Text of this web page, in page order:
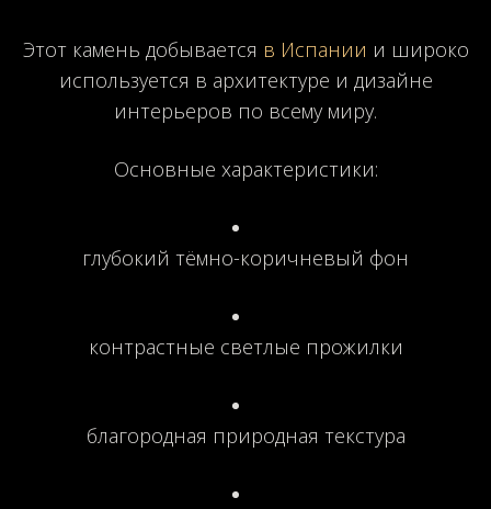
Этот камень добывается в Испании и широко
используется в архитектуре и дизайне
интерьеров по всему миру.
Основные характеристики:
глубокий тёмно-коричневый фон
контрастные светлые прожилки
благородная природная текстура